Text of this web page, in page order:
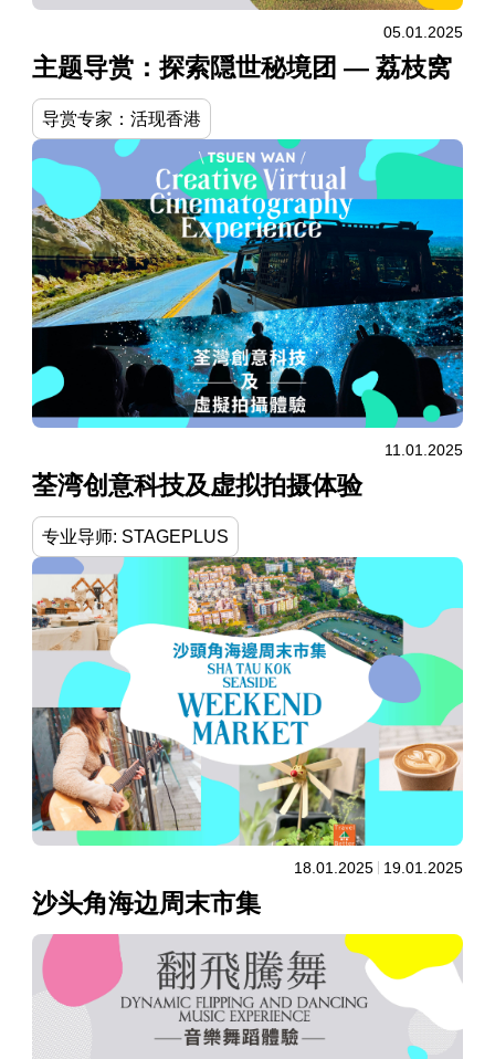
05.01.2025
主题导赏：探索隠世秘境团 — 荔枝窝
导赏专家：活现香港
11.01.2025
荃湾创意科技及虚拟拍摄体验
专业导师: STAGEPLUS
18.01.2025 19.01.2025
沙头角海边周末市集